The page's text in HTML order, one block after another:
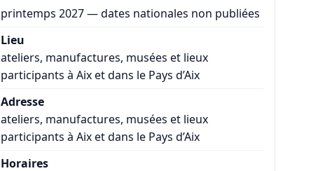
printemps 2027 — dates nationales non publiées
Lieu
ateliers, manufactures, musées et lieux
participants à Aix et dans le Pays d’Aix
Adresse
ateliers, manufactures, musées et lieux
participants à Aix et dans le Pays d’Aix
Horaires